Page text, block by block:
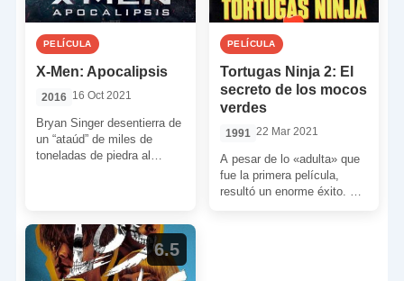
PELÍCULA
X-Men: Apocalipsis
2016 16 Oct 2021
Bryan Singer desentierra de
un “ataúd” de miles de
toneladas de piedra al
PELÍCULA
Tortugas Ninja 2: El
secreto de los mocos
verdes
1991 22 Mar 2021
A pesar de lo «adulta» que
fue la primera película,
resultó un enorme éxito. Por
6.5